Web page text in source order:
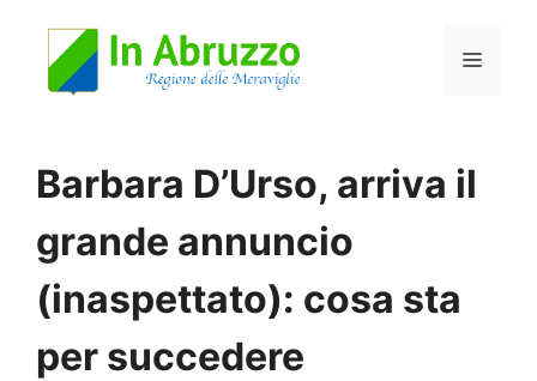
Menu
Barbara D’Urso, arriva il
grande annuncio
(inaspettato): cosa sta
per succedere